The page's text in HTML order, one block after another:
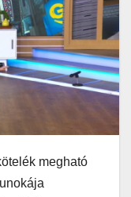
megható